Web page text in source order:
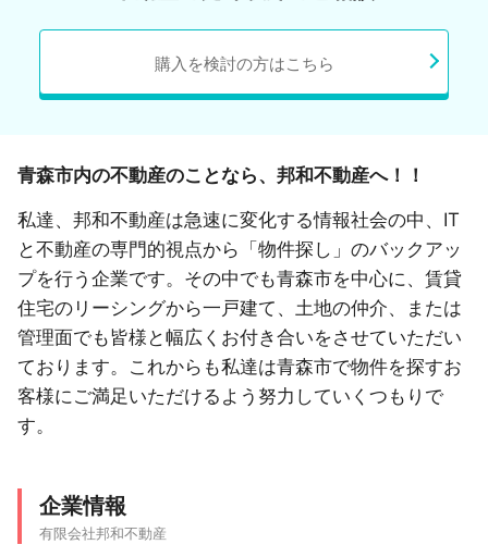
購入を検討の方はこちら
青森市内の不動産のことなら、邦和不動産へ！！
私達、邦和不動産は急速に変化する情報社会の中、IT
と不動産の専門的視点から「物件探し」のバックアッ
プを行う企業です。その中でも青森市を中心に、賃貸
住宅のリーシングから一戸建て、土地の仲介、または
管理面でも皆様と幅広くお付き合いをさせていただい
ております。これからも私達は青森市で物件を探すお
客様にご満足いただけるよう努力していくつもりで
す。
企業情報
有限会社邦和不動産